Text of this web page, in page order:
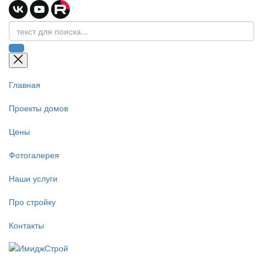
Главная
Проекты домов
Цены
Фотогалерея
Наши услуги
Про стройку
Контакты